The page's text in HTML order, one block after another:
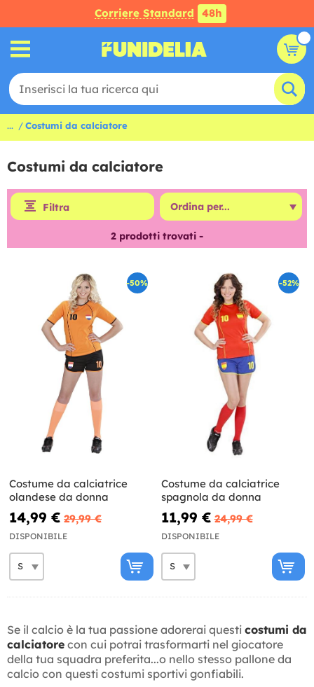
Corriere Standard 48h
... Costumi da calciatore
Costumi da calciatore
Filtra
2 prodotti trovati -
-50%
Costume da calciatrice
olandese da donna
14,99 € 29,99 €
DISPONIBILE
-52%
Costume da calciatrice
spagnola da donna
11,99 € 24,99 €
DISPONIBILE
Se il calcio è la tua passione adorerai questi costumi da
calciatore con cui potrai trasformarti nel giocatore
della tua squadra preferita...o nello stesso pallone da
calcio con questi costumi sportivi gonfiabili.